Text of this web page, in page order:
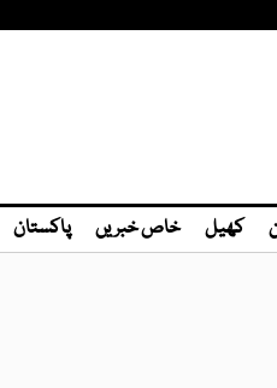
کھیل خاص خبریں پاکستان